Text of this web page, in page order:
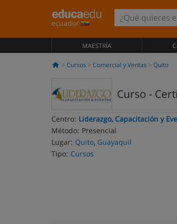
ecuador
MAESTRÍA
Cursos Comercial y Ventas Quito
Curso -
Centro: Liderazgo, Capacitación y
Método: Presencial
Lugar: Quito, Guayaquil
Tipo: Cursos